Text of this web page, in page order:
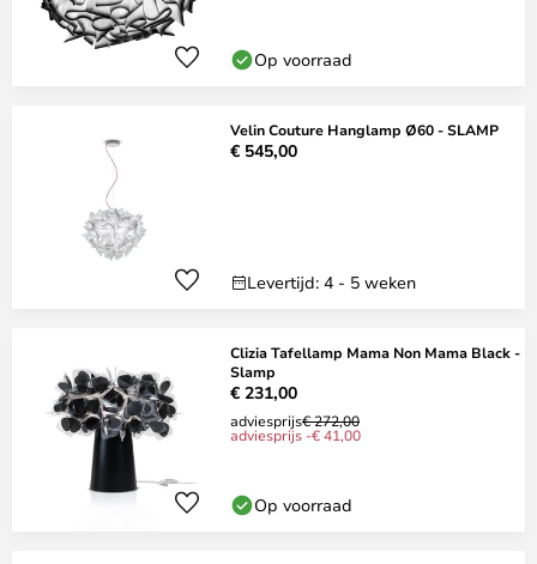
Op voorraad
Velin Couture Hanglamp Ø60 - SLAMP
€ 545,00
Levertijd: 4 - 5 weken
Clizia Tafellamp Mama Non Mama Black -
Slamp
€ 231,00
adviesprijs€ 272,00
adviesprijs -€ 41,00
Op voorraad